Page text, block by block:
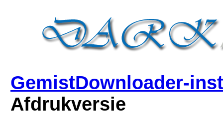
GemistDownloader-
Afdrukversie